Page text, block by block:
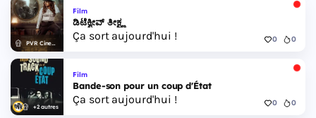
PVR Cinemas
Film
ಡಿಟೆಕ್ವೀವ್ ತೀಕ್ಷ್ಣ
Ça sort aujourd'hui ! 0 0
+2 autres
Film
Bande-son pour un coup d'État
Ça sort aujourd'hui ! 0 0